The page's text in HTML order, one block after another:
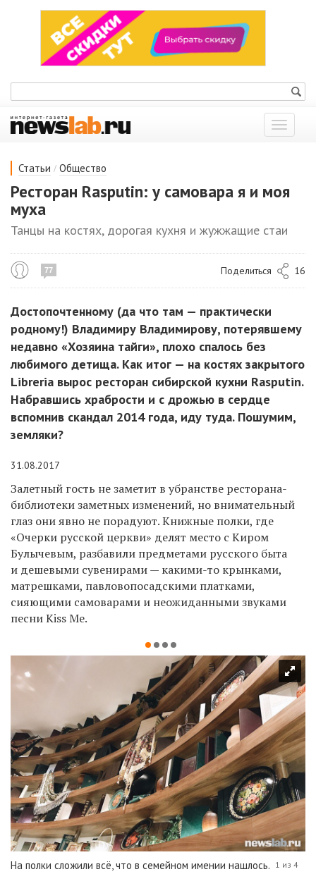
Показать
меню
Статьи / Общество
Ресторан Rasputin: у самовара я и моя
муха
Танцы на костях, дорогая кухня и жужжащие стаи
77 Поделиться 16
Достопочтенному (да что там — практически
родному!) Владимиру Владимирову, потерявшему
недавно «Хозяина тайги», плохо спалось без
любимого детища. Как итог — на костях закрытого
Libreria вырос ресторан сибирской кухни Rasputin.
Набравшись храбрости и с дрожью в сердце
вспомнив скандал 2014 года, иду туда. Пошумим,
земляки?
31.08.2017
Залетный гость не заметит в убранстве ресторана-
библиотеки заметных изменений, но внимательный
глаз они явно не порадуют. Книжные полки, где
«Очерки русской церкви» делят место с Киром
Булычевым, разбавили предметами русского быта
и дешевыми сувенирами — какими-то крынками,
матрешками, павловопосадскими платками,
сияющими самоварами и неожиданными звуками
песниKiss Me.
На полки сложили всё, что в семейном имении нашлось. 1 из 4